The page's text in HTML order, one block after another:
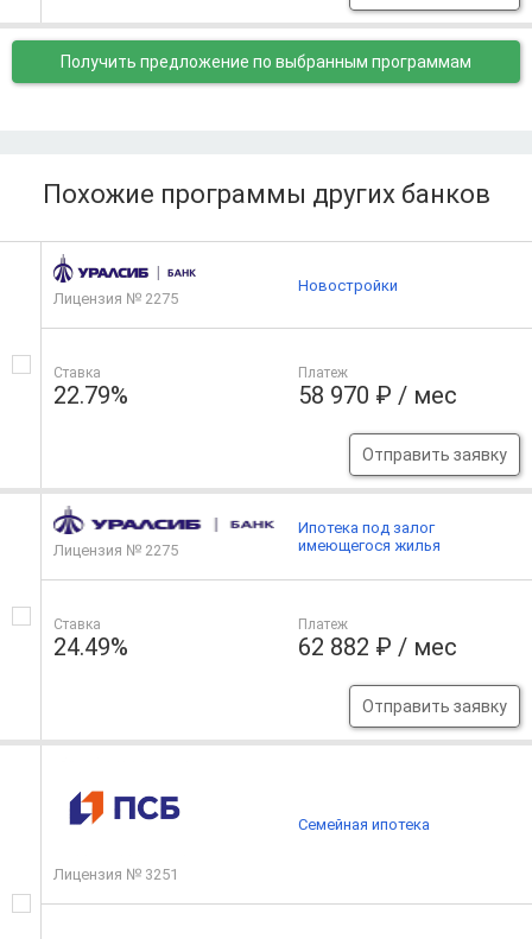
Получить предложение по выбранным программам
Похожие программы других банков
Лицензия № 2275
Ставка
22.79%
Платеж
58 970 ₽ / мес
Отправить заявку
Новостройки
Лицензия № 2275
Ставка
24.49%
Платеж
62 882 ₽ / мес
Отправить заявку
Ипотека под залог
имеющегося жилья
Лицензия № 3251
Семейная ипотека